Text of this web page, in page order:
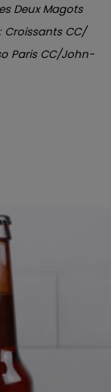
Deux Magots
Croissants CC/
Paris CC/John-